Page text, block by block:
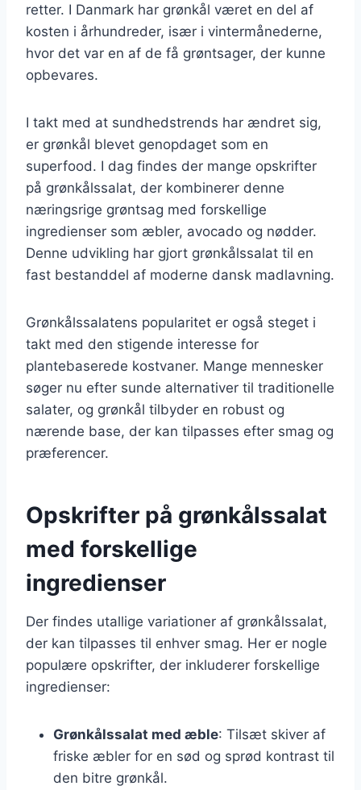
retter. I Danmark har grønkål været en del af
kosten i århundreder, især i vintermånederne,
hvor det var en af de få grøntsager, der kunne
opbevares.
I takt med at sundhedstrends har ændret sig,
er grønkål blevet genopdaget som en
superfood. I dag findes der mange opskrifter
på grønkålssalat, der kombinerer denne
næringsrige grøntsag med forskellige
ingredienser som æbler, avocado og nødder.
Denne udvikling har gjort grønkålssalat til en
fast bestanddel af moderne dansk madlavning.
Grønkålssalatens popularitet er også steget i
takt med den stigende interesse for
plantebaserede kostvaner. Mange mennesker
søger nu efter sunde alternativer til traditionelle
salater, og grønkål tilbyder en robust og
nærende base, der kan tilpasses efter smag og
præferencer.
Opskrifter på grønkålssalat
med forskellige
ingredienser
Der findes utallige variationer af grønkålssalat,
der kan tilpasses til enhver smag. Her er nogle
populære opskrifter, der inkluderer forskellige
ingredienser:
Grønkålssalat med æble: Tilsæt skiver af
friske æbler for en sød og sprød kontrast til
den bitre grønkål.